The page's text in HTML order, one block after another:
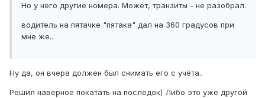
Но у него другие номера. Может, транзиты - не разобрал.
водитель на пятачке "пятака" дал на 360 градусов при
мне же..
Ну да, он вчера должен был снимать его с учёта..
Решил наверное покатать на последок) Либо это уже другой